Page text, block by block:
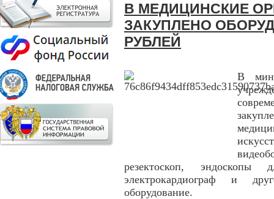
В МЕДИЦИНСКИЕ
ЗАКУПЛЕНО
РУБЛЕЙ
В
резектоскоп, эндоскопы
электрокардиограф и
оборудование.